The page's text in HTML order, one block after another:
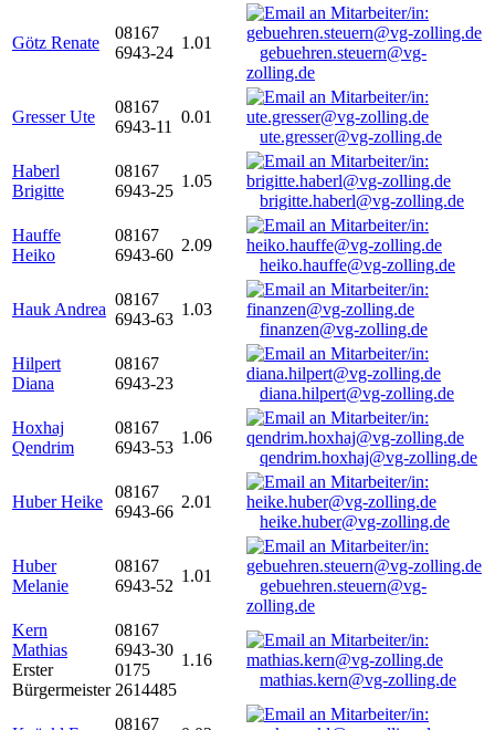
Götz Renate
08167
6943-24
1.01
gebuehren.steuern@vg-
zolling.de
Gresser Ute
08167
6943-11
0.01
ute.gresser@vg-zolling.de
Haberl
Brigitte
08167
6943-25
1.05
brigitte.haberl@vg-zolling.de
Hauffe
Heiko
08167
6943-60
2.09
heiko.hauffe@vg-zolling.de
Hauk Andrea
08167
6943-63
1.03
finanzen@vg-zolling.de
Hilpert
Diana
08167
6943-23
diana.hilpert@vg-zolling.de
Hoxhaj
Qendrim
08167
6943-53
1.06
qendrim.hoxhaj@vg-zolling.de
Huber Heike
08167
6943-66
2.01
heike.huber@vg-zolling.de
Huber
Melanie
08167
6943-52
1.01
gebuehren.steuern@vg-
zolling.de
Kern
Mathias
Erster
Bürgermeister
08167
6943-30
0175
2614485
1.16
mathias.kern@vg-zolling.de
08167